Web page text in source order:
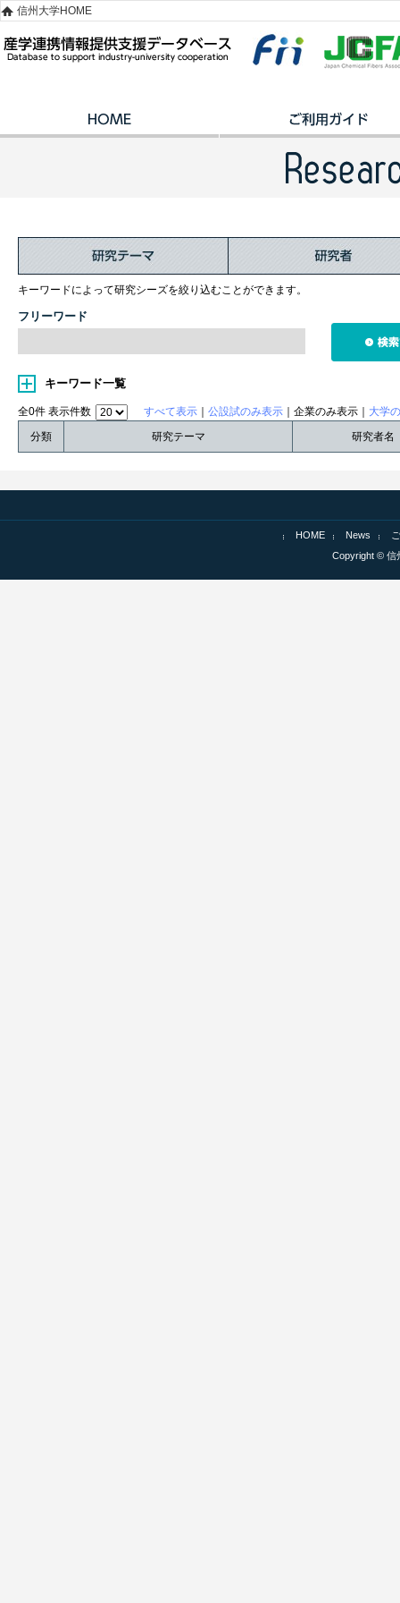
信州大学HOME
キーワードによって研究シーズを絞り込むことができます。
フリーワード
キーワード一覧
全0件 表示件数 すべて表示 公設試のみ表示 ｜企業のみ表示｜ 大学
分類
研究テーマ 研究者名
HOME News
Copyright © 信